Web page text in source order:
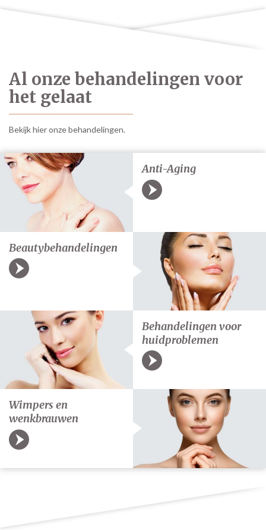
Al onze behandelingen voor
het gelaat
Bekijk hier onze behandelingen.
Anti-Aging
Beautybehandelingen
Behandelingen voor
huidproblemen
Wimpers en
wenkbrauwen